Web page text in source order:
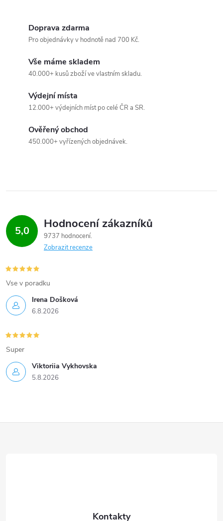
Doprava zdarma
Pro objednávky v hodnotě nad 700 Kč.
Vše máme skladem
40.000+ kusů zboží ve vlastním skladu.
Výdejní místa
12.000+ výdejních míst po celé ČR a SR.
Ověřený obchod
450.000+ vyřízených objednávek.
5,0 Hodnocení zákazníků
9737 hodnocení
Zobrazit recenze
Irena Došková
6.8.2026
Vse v poradku
Viktoriia Vykhovska
5.8.2026
Super